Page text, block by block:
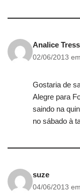
Analice
02/06/2013
Gostaria de
Alegre para
saindo na
no sábado à
suze
04/06/2013